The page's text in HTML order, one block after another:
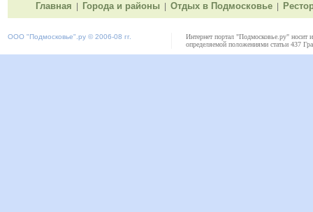
Главная Города и районы Отдых в Подмосковье
ООО "Подмосковье" .ру © 2006-08 гг.
Интернет портал "Подмосковье.ру" носит
определяемой положениями статьи 437